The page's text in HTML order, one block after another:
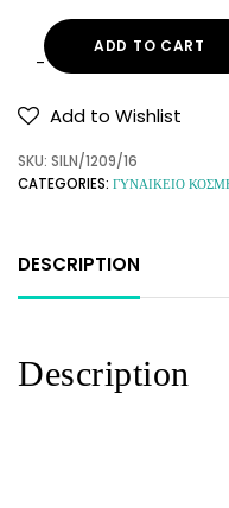
ADD TO CART
Add to Wishlist
SKU: SILN/1209/16
CATEGORIES: ΓΥΝΑΙΚΕΙΟ
DESCRIPTION
Description